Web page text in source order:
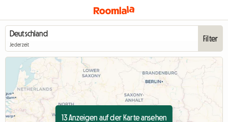
Jederzeit
Filter
13 Anzeigen auf der Karte ansehen